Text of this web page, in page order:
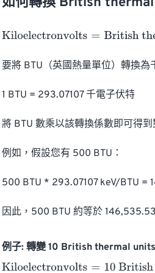
Kiloelectronvolts=British thermal
要將 BTU（英國熱量單位）轉換為
1 BTU = 293.07107 千電子伏特
將 BTU 數乘以該轉換係數即可得
例如，假設您有 500 BTU：
500 BTU * 293.07107 keV/BTU =
因此，500 BTU 約等於
例子: 轉變 10 British thermal
Kiloelectronvolts=10 British